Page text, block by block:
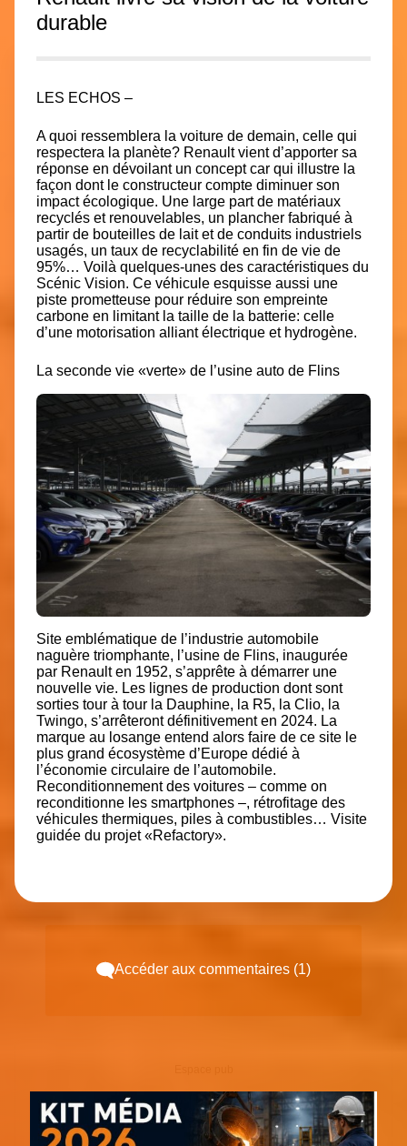
durable
LES ECHOS –
A quoi ressemblera la voiture de demain, celle qui
respectera la planète? Renault vient d’apporter sa
réponse en dévoilant un concept car qui illustre la
façon dont le constructeur compte diminuer son
impact écologique. Une l arge part de matériaux
recyclés et renouvelables, un plancher fabriqué à
partir de bouteilles de lait et de conduits industriels
usagés, un taux de recyclabilité en fin de vie de
95%… Voilà quelques-unes des caractéristiques du
Scénic Vision. Ce véhicule esquisse aussi une
piste prometteuse pour réduire son empreinte
carbone en limitant la taille de la batterie: celle
d’une motorisation alliant électrique et hydrogène.
La seconde vie «verte» de l’usine auto de Flins
Site emblématique de l’industrie automobile
naguère triomphante, l’usine de Flins, inaugurée
par Renault en 1952, s’apprête à démarrer une
nouvelle vie. Les lignes de production dont sont
sorties tour à tour la Dauphine, la R5, la Clio, la
Twingo, s’arrêteront définitivement en 2024. La
marque au losange entend alors faire de ce site le
plus grand écosystème d’Europe dédié à
l’économie circulaire de l’automobile.
Reconditionnement des voitures – comme on
reconditionne les smartphones –, rétrofitage des
véhicules thermiques, piles à combustibles… Visite
guidée du projet «Refactory».
Accéder aux commentaires (1)